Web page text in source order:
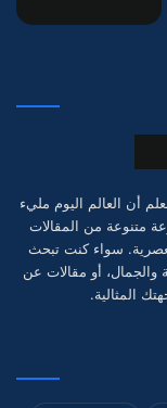
أن العالم اليوم مليء
متنوعة من المقالات
سواء كنت تبحث
والجمال، أو مقالات عن
المثالية.